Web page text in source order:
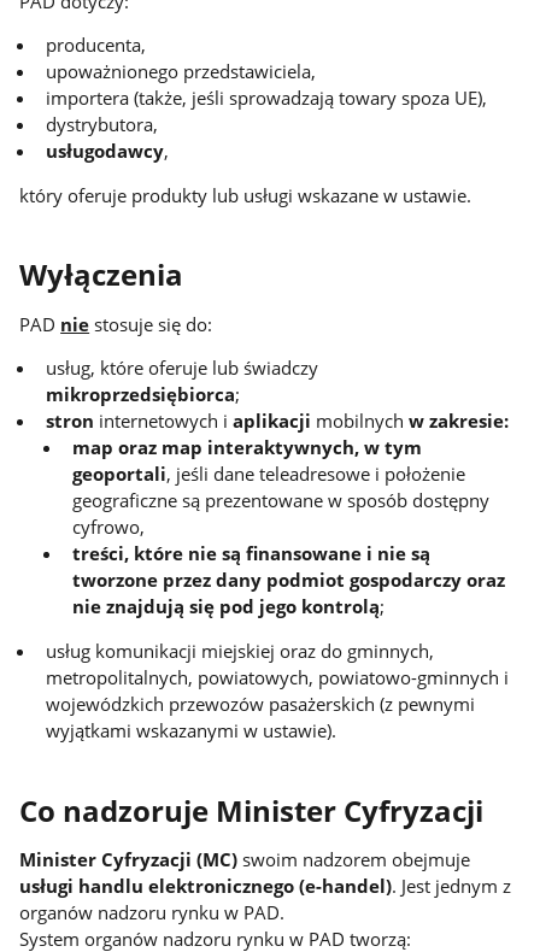
producenta,
upoważnionego przedstawiciela,
importera (także, jeśli sprowadzają towary spoza UE),
dystrybutora,
usługodawcy,
który oferuje produkty lub usługi wskazane w ustawie.
Wyłączenia
PAD nie stosuje się do:
usług, które oferuje lub świadczy
mikroprzedsiębiorca;
stron internetowych iaplikacji mobilnychw zakresie:
map oraz map interaktywnych, w tym
geoportali, jeśli dane teleadresowe i położenie
geograficzne są prezentowane w sposób dostępny
cyfrowo,
treści, które nie są finansowane i nie są
tworzone przez dany podmiot gospodarczy oraz
nie znajdują się pod jego kontrolą;
usług komunikacji miejskiej oraz do gminnych,
metropolitalnych, powiatowych, powiatowo-gminnych i
wojewódzkich przewozów pasażerskich (z pewnymi
wyjątkami wskazanymi w ustawie).
Co nadzoruje Minister Cyfryzacji
Minister Cyfryzacji (MC) swoim nadzorem obejmuje
usługi handlu elektronicznego (e-handel). Jest jednym z
organów nadzoru rynku w PAD.
System organów nadzoru rynku w PAD tworzą: